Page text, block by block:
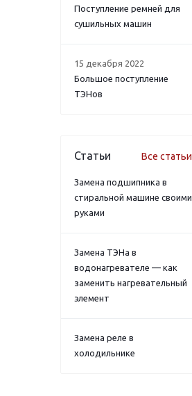
Поступление ремней для
сушильных машин
15 декабря 2022
Большое поступление
ТЭНов
Статьи Все статьи
Замена подшипника в
стиральной машине своими
руками
Замена ТЭНа в
водонагревателе — как
заменить нагревательный
элемент
Замена реле в
холодильнике